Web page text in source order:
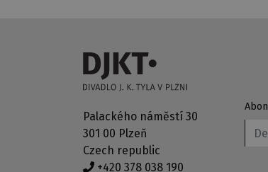
Palackého náměstí 30
301 00 Plzeň
Czech republic
+420 378 038 190